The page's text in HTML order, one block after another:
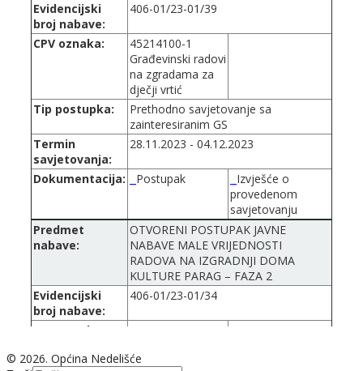
Evidencijski
broj nabave:
406-01/23-01/39
CPV oznaka:
45214100-1
Građevinski radovi
na zgradama za
dječji vrtić
Tip postupka:
Prethodno savjetovanje sa
zainteresiranim GS
Termin
savjetovanja:
28.11.2023 - 04.12.2023
Dokumentacija: Postupak
Izvješće o
provedenom
savjetovanju
Predmet
nabave:
OTVORENI POSTUPAK JAVNE
NABAVE MALE VRIJEDNOSTI
RADOVA NA IZGRADNJI DOMA
KULTURE PARAG – FAZA 2
Evidencijski
broj nabave:
406-01/23-01/34
CPV oznaka:
na zgradi za
© 2026. Općina Nedelišće